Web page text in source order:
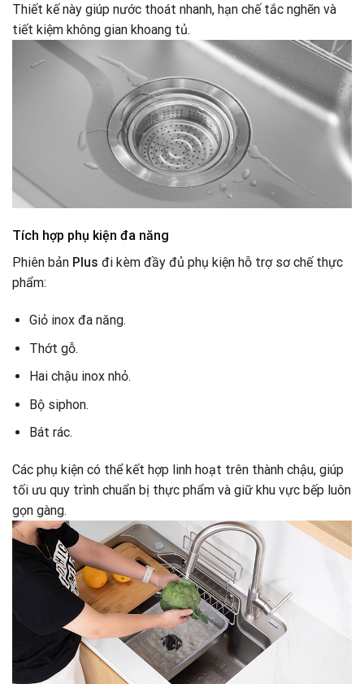
Thiết kế này giúp nước thoát nhanh, hạn chế tắc nghẽn và
tiết kiệm không gian khoang tủ.
Tích hợp phụ kiện đa năng
Phiên bản Plus đi kèm đầy đủ phụ kiện hỗ trợ sơ chế thực
phẩm:
Giỏ inox đa năng.
Thớt gỗ.
Hai chậu inox nhỏ.
Bộ siphon.
Bát rác.
Các phụ kiện có thể kết hợp linh hoạt trên thành chậu, giúp
tối ưu quy trình chuẩn bị thực phẩm và giữ khu vực bếp luôn
gọn gàng.